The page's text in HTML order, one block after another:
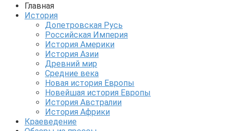
Главная
История
Допетровская Русь
Российская Империя
История Америки
История Азии
Древний мир
Средние века
Новая история Европы
Новейшая история Европы
История Австралии
История Африки
Краеведение